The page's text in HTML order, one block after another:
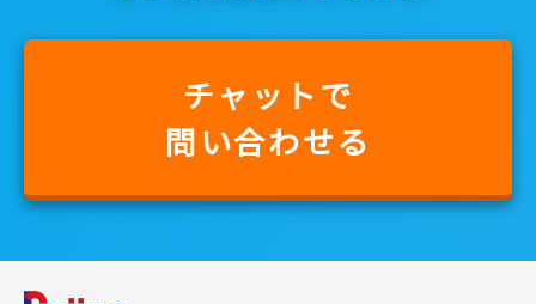
チャットで
問い合わせる